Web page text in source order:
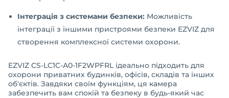
Інтеграція з системами безпеки: Можливість
інтеграції з іншими пристроями безпеки EZVIZ для
створення комплексної системи охорони.
EZVIZ CS-LC1C-A0-1F2WPFRL ідеально підходить для
охорони приватних будинків, офісів, складів та інших
об'єктів. Завдяки своїм функціям, ця камера
забезпечить вам спокій та безпеку в будь-який час